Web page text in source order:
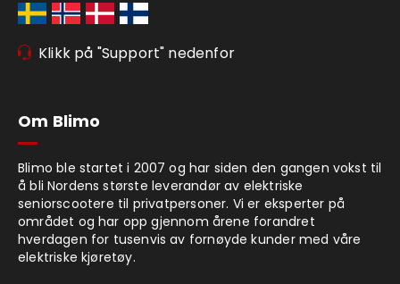
Klikk på "Support" nedenfor
Om Blimo
Blimo ble startet i 2007 og har siden den gangen vokst til
å bli Nordens største leverandør av elektriske
seniorscootere til privatpersoner. Vi er eksperter på
området og har opp gjennom årene forandret
hverdagen for tusenvis av fornøyde kunder med våre
elektriske kjøretøy.